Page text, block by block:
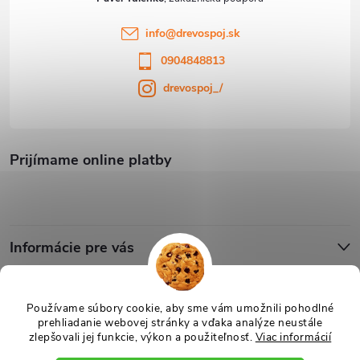
Používame súbory cookie, aby sme vám umožnili pohodlné
prehliadanie webovej stránky a vďaka analýze neustále
zlepšovali jej funkcie, výkon a použiteľnosť. Viac informácií
Prijímame online platby
info@drevospoj.sk
0904848813
drevospoj_/
Informácie pre vás